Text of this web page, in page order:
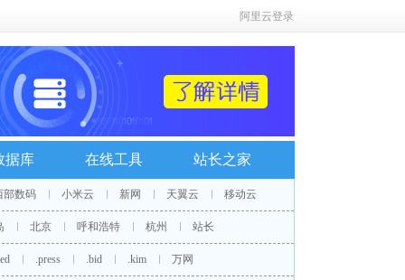
阿里云登录
据库 在线工具 站长之家
部数码 小米云 新网 天翼云 移动云
北京 呼和浩特 杭州 站长
.press .bid .kim 万网